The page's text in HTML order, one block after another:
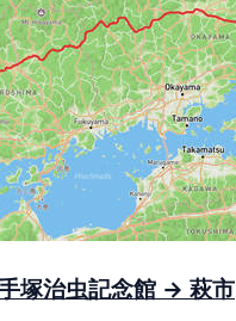
塚治虫記念館 → 萩市